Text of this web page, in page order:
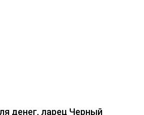
денег, ларец Черный